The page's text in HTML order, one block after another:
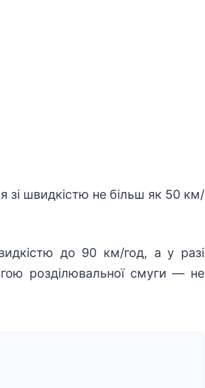
зі швидкістю не більш як 50 км/
до 90 км/год, а у разі
розділювальної смуги — не